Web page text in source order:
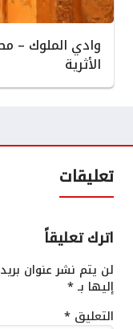
وادي الملوك –
الأثرية
تعليقات
اترك تعليقاً
لن يتم نشر عنوان
إليها بـ*
التعليق *